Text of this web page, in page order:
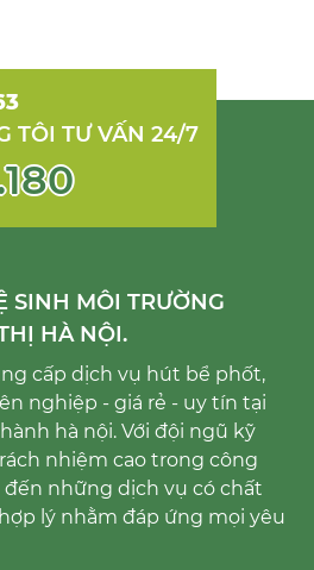
TÔI TƯ VẤN 24/7
SINH MÔI TRƯỜNG
HÀ NỘI.
cấp dịch vụ hút bể phốt,
nghiệp - giá rẻ - uy tín tại
hà nội. Với đội ngũ kỹ
nhiệm cao trong công
những dịch vụ có chất
lý nhằm đáp ứng mọi yêu